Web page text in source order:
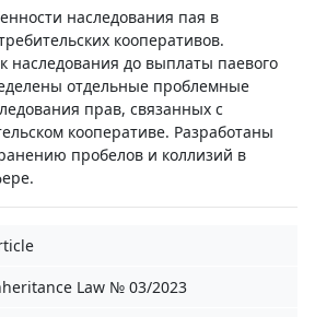
наследования пая в
кооперативов.
наследования до выплаты паевого
отдельные проблемные
прав, связанных с
кооперативе. Разработаны
пробелов и коллизий в
Law № 03/2023